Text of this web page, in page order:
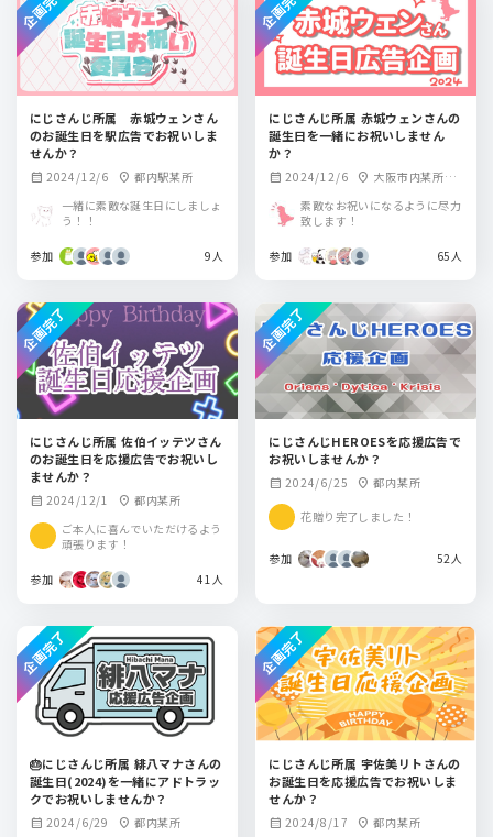
にじさんじ所属 赤城ウェンさん
のお誕生日を駅広告でお祝いしま
せんか？
calendar_month 2024/12/6 location_on 都内駅某所
一緒に素敵な誕生日にしましょ
う！！
参加 9人
にじさんじ所属 赤城ウェンさんの
誕生日を一緒にお祝いしません
か？
calendar_month 2024/12/6 location_on 大阪市内某所・
素敵なお祝いになるように尽力
致します！
参加 65人
にじさんじ所属 佐伯イッテツさん
のお誕生日を応援広告でお祝いし
ませんか？
calendar_month 2024/12/1 location_on 都内某所
ご本人に喜んでいただけるよう
頑張ります！
参加 41人
企画完了
にじさんじHEROESを応援広告で
お祝いしませんか？
calendar_month 2024/6/25 location_on 都内某所
花贈り完了しました！
参加 52人
企画完了
🎂にじさんじ所属 緋八マナさんの
誕生日(2024)を一緒にアドトラッ
クでお祝いしませんか？
calendar_month 2024/6/29 location_on 都内某所
企画完了
にじさんじ所属 宇佐美リトさんの
お誕生日を応援広告でお祝いしま
せんか？
calendar_month 2024/8/17 location_on 都内某所
企画完了